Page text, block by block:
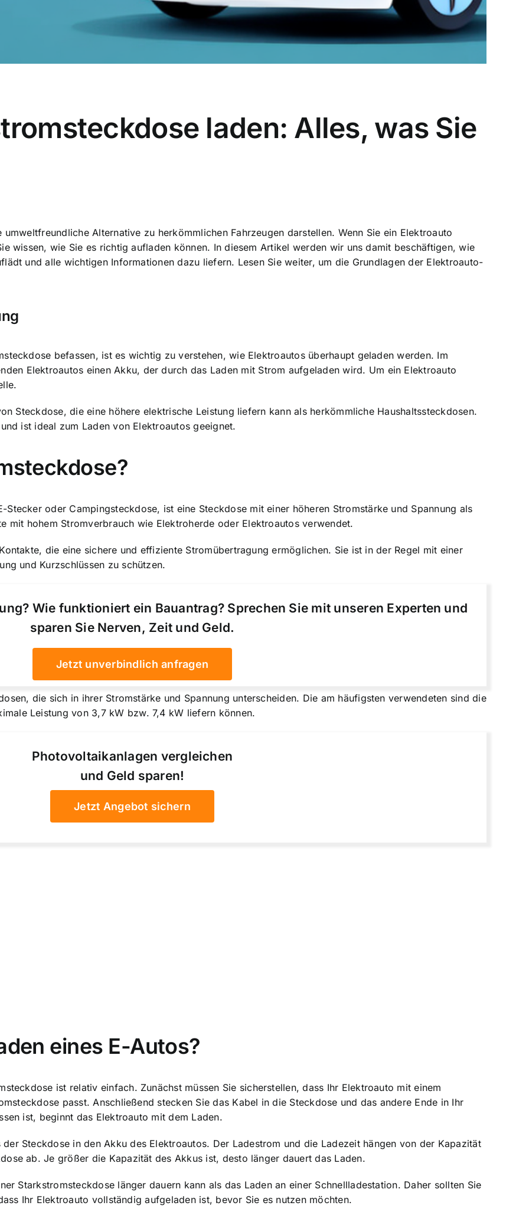
laden: Alles, was Sie
umweltfreundliche Alternative zu herkömmlichen Fahrzeugen darstellen. Wenn Sie ein Elektroauto
wissen, wie Sie es richtig aufladen können. In diesem Artikel werden wir uns damit beschäftigen, wie
und alle wichtigen Informationen dazu liefern. Lesen Sie weiter, um die Grundlagen der Elektroauto-
befassen, ist es wichtig zu verstehen, wie Elektroautos überhaupt geladen werden. Im
Elektroautos einen Akku, der durch das Laden mit Strom aufgeladen wird. Um ein Elektroauto
Steckdose, die eine höhere elektrische Leistung liefern kann als herkömmliche Haushaltssteckdosen.
ist ideal zum Laden von Elektroautos geeignet.
Stecker oder Campingsteckdose, ist eine Steckdose mit einer höheren Stromstärke und Spannung als
mit hohem Stromverbrauch wie Elektroherde oder Elektroautos verwendet.
die eine sichere und effiziente Stromübertragung ermöglichen. Sie ist in der Regel mit einer
und Kurzschlüssen zu schützen.
Wie funktioniert ein Bauantrag? Sprechen Sie mit unseren Experten und
sparen Sie Nerven, Zeit und Geld.
Jetzt unverbindlich anfragen
die sich in ihrer Stromstärke und Spannung unterscheiden. Die am häufigsten verwendeten sind die
Leistung von 3,7 kW bzw. 7,4 kW liefern können.
Photovoltaikanlagen vergleichen
und Geld sparen!
Jetzt Angebot sichern
eines E-Autos?
ist relativ einfach. Zunächst müssen Sie sicherstellen, dass Ihr Elektroauto mit einem
passt. Anschließend stecken Sie das Kabel in die Steckdose und das andere Ende in Ihr
ist, beginnt das Elektroauto mit dem Laden.
Steckdose in den Akku des Elektroautos. Der Ladestrom und die Ladezeit hängen von der Kapazität
ab. Je größer die Kapazität des Akkus ist, desto länger dauert das Laden.
Starkstromsteckdose länger dauern kann als das Laden an einer Schnellladestation. Daher sollten Sie
Ihr Elektroauto vollständig aufgeladen ist, bevor Sie es nutzen möchten.